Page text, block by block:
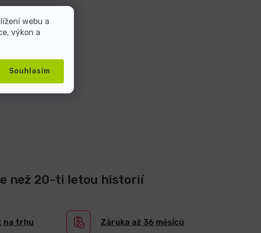
webu a
výkon a
Souhlasím
než 20-ti letou historií
na trhu Záruka až 36 měsíců